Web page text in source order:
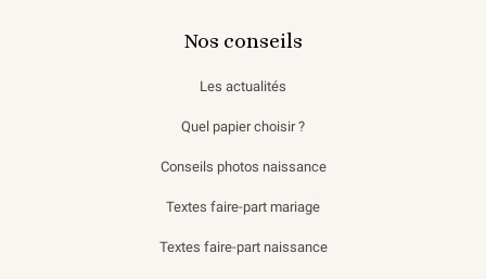
Nos conseils
Les actualités
Quel papier choisir ?
Conseils photos naissance
Textes faire-part mariage
Textes faire-part naissance